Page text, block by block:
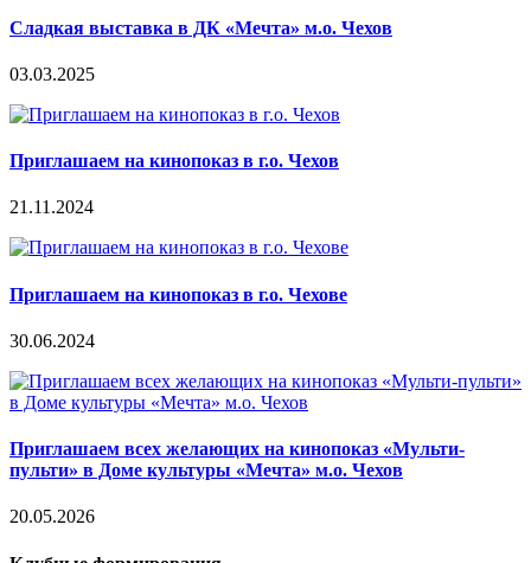
Сладкая выставка в ДК «Мечта» м.о. Чехов
03.03.2025
Приглашаем на кинопоказ в г.о. Чехов
21.11.2024
Приглашаем на кинопоказ в г.о. Чехове
30.06.2024
Приглашаем всех желающих на кинопоказ «Мульти-
пульти» в Доме культуры «Мечта» м.о. Чехов
20.05.2026